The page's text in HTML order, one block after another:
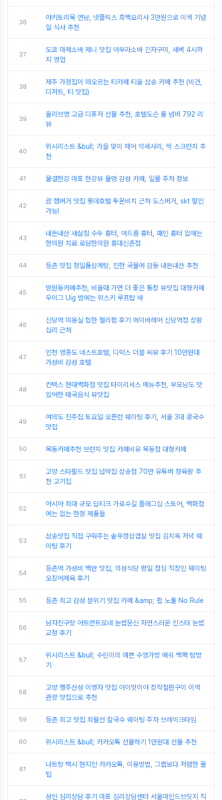
36
야키토리묵 연남, 넷플릭스 흑백요리사 3만원으로 이색 기념
일 식사 추천
37
도쿄 마제소바 제니 맛집 아부라소바 긴자구미, 새벽 4시까
지 영업
38
제주 가정집이 떠오르는 티카페 티움 삼송 카페 추천 (비건,
디저트, 티 맛집)
39
올리브영 고급 디퓨저 선물 추천, 호텔도슨 룸 넘버 792 리
뷰
40
위시리스트 &bull; 가을 맞이 헤어 악세사리, 빅 스크런치 추
천
41 물결한강 마포 한강뷰 물멍 감성 카페, 일몰 주차 정보
42
괌 햄버거 맛집 롯데호텔 투몬비치 근처 도스버거, skt 할인
가능!
43
내돈내산 새살침 수두 흉터, 여드름 흉터, 패인 흉터 없애는
한의원 치료 로담한의원 홍대신촌점
44 등촌 맛집 정일품삼계탕, 진한 국물에 감동 내돈내산 추천
45
망원동카페추천, 비올때 가면 더 좋은 통창 뷰맛집 대형카페
우이그 Uig 밤에는 위스키 루프탑 바
46
신당역 미용실 힙한 젤리펌 후기 에이바헤어 신당역점 상왕
십리 근처
47
인천 영종도 네스트호텔, 디럭스 더블 씨뷰 후기 10만원대
가성비 감성 호텔
48
킨텍스 현대백화점 맛집 타이리셔스 메뉴추천, 부모님도 맛
있어한 태국음식 뷰맛집
49
여의도 진주집 토요일 오픈런 웨이팅 후기, 서울 3대 콩국수
맛집
50 목동카페추천 브런치 맛집 카페비유 목동점 대형카페
51
고양 스타필드 맛집 넙딱집 삼송점 70만 유튜버 정육왕 추
천 고기집
52
아시아 최대 규모 딥티크 가로수길 플래그십 스토어, 백화점
에는 없는 한정 제품들
53
삼송맛집 직접 구워주는 솥뚜껑삼겹살 맛집 김치옥 저녁 웨
이팅 후기
54
등촌역 가성비 백반 맛집, 의성식당 평일 점심 직장인 웨이팅
오징어제육 후기
55 등촌 최고 감성 분위기 맛집 카페 &amp; 펍 노룰 No Rule
56
남자친구랑 아트먼트모네 눈썹문신 자연스러운 인스타 눈썹
교정 후기
57
위시리스트 &bull; 수린이의 예쁜 수영가방 메쉬 백팩 탐방
기
58
고양 행주산성 이영자 맛집 아이맛이야 장작철판구이 이색
관광 맛집으로 추천
59 등촌 최고 맛집 최월선 칼국수 웨이팅 주차 브레이크타임
60 위시리스트 &bull; 카카오톡 선물하기 1만원대 선물 추천
61
나트랑 택시 현지인 카카오톡, 이용방법, 그랩보다 저렴한 꿀
팁
성인 심리상담 후기 마포 심리상담센터 서울마인드브릿지 직